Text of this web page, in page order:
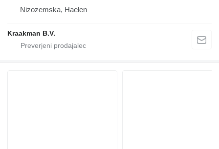
Nizozemska, Haelen
Kraakman B.V.